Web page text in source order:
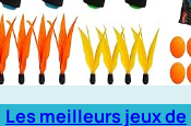
Les meilleurs jeux de